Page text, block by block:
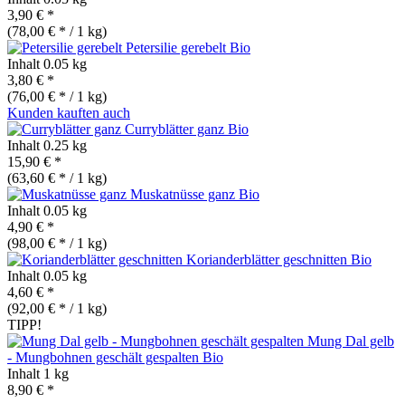
3,90 € *
(78,00 € * / 1 kg)
Petersilie gerebelt Bio
Inhalt 0.05 kg
3,80 € *
(76,00 € * / 1 kg)
Kunden kauften auch
Curryblätter ganz Bio
Inhalt 0.25 kg
15,90 € *
(63,60 € * / 1 kg)
Muskatnüsse ganz Bio
Inhalt 0.05 kg
4,90 € *
(98,00 € * / 1 kg)
Korianderblätter geschnitten Bio
Inhalt 0.05 kg
4,60 € *
(92,00 € * / 1 kg)
TIPP!
Mung Dal gelb
- Mungbohnen geschält gespalten Bio
Inhalt 1 kg
8,90 € *